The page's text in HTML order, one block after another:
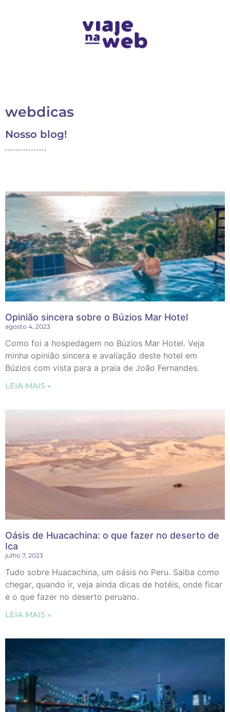
webdicas
Nosso blog!
Opinião sincera sobre o Búzios Mar Hotel
agosto 4, 2023
Como foi a hospedagem no Búzios Mar Hotel. Veja
minha opinião sincera e avaliação deste hotel em
Búzios com vista para a praia de João Fernandes.
LEIA MAIS »
Oásis de Huacachina: o que fazer no deserto de
Ica
julho 7, 2023
Tudo sobre Huacachina, um oásis no Peru. Saiba como
chegar, quando ir, veja ainda dicas de hotéis, onde ficar
e o que fazer no deserto peruano.
LEIA MAIS »